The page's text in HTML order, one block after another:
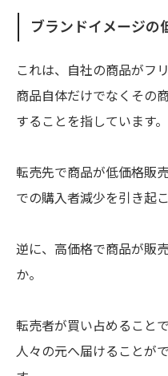
ブランドイメージの
これは、自社の商品がフ
商品自体だけでなくその
することを指しています。
転売先で商品が低価格販
での購入者減少を引き起
逆に、高価格で商品が販
か。
転売者が買い占めること
人々の元へ届けることが